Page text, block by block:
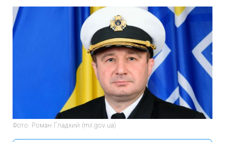
Фото: Роман Гладкий (mil.gov.ua)